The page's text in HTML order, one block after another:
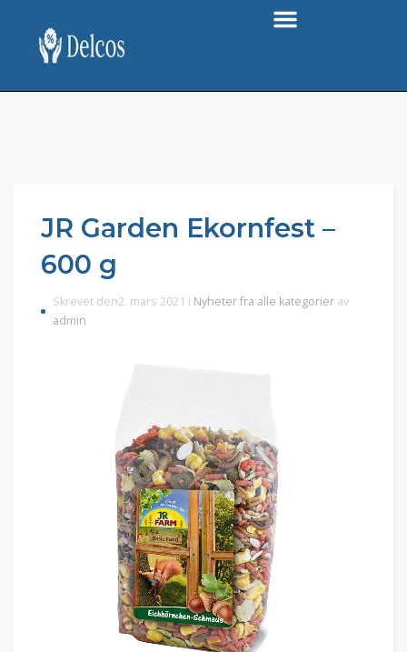
JR Garden Ekornfest –
600 g
Skrevet den2. mars 2021 i Nyheter fra alle kategorier av
admin